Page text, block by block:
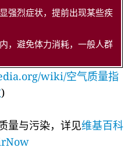
强烈症状，提前出现某些疾
，避免体力消耗，一般人群
wiki/空气质量指
)
量与污染，详见维基百科